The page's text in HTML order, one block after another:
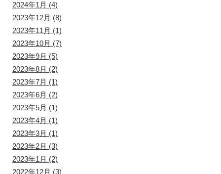
2024年1月 (4)
2023年12月 (8)
2023年11月 (1)
2023年10月 (7)
2023年9月 (5)
2023年8月 (2)
2023年7月 (1)
2023年6月 (2)
2023年5月 (1)
2023年4月 (1)
2023年3月 (1)
2023年2月 (3)
2023年1月 (2)
2022年12月 (3)